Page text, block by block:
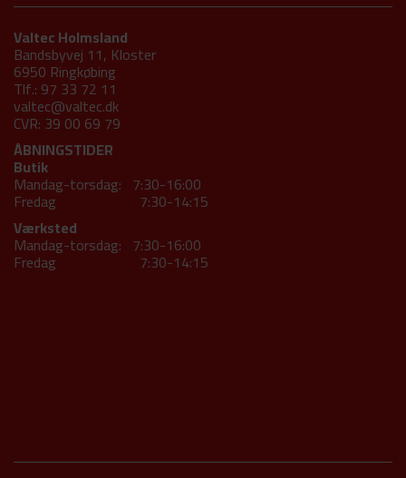
Valtec Holmsland
Bandsbyvej 11, Kloster
6950 Ringkøbing
Tlf.: 97 33 72 11
valtec@valtec.dk
CVR: 39 00 69 79
ÅBNINGSTIDER
Butik
Mandag-torsdag: 7:30-16:00
Fredag 7:30-14:15
Værksted
Mandag-torsdag: 7:30-16:00
Fredag 7:30-14:15